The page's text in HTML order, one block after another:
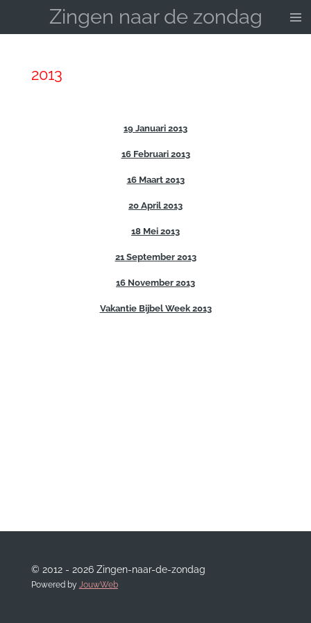
hoofdinhoud
Zingen naar de zondag
2013
19 Januari 2013
16 Februari 2013
16 Maart 2013
20 April 2013
18 Mei 2013
21 September 2013
16 November 2013
Vakantie Bijbel Week 2013
© 2012 - 2026 Zingen-naar-de-zondag
Powered by JouwWeb